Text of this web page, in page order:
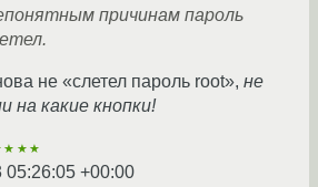
причинам пароль
не «слетел пароль root», не
на какие кнопки!
05:26:05 +00:00